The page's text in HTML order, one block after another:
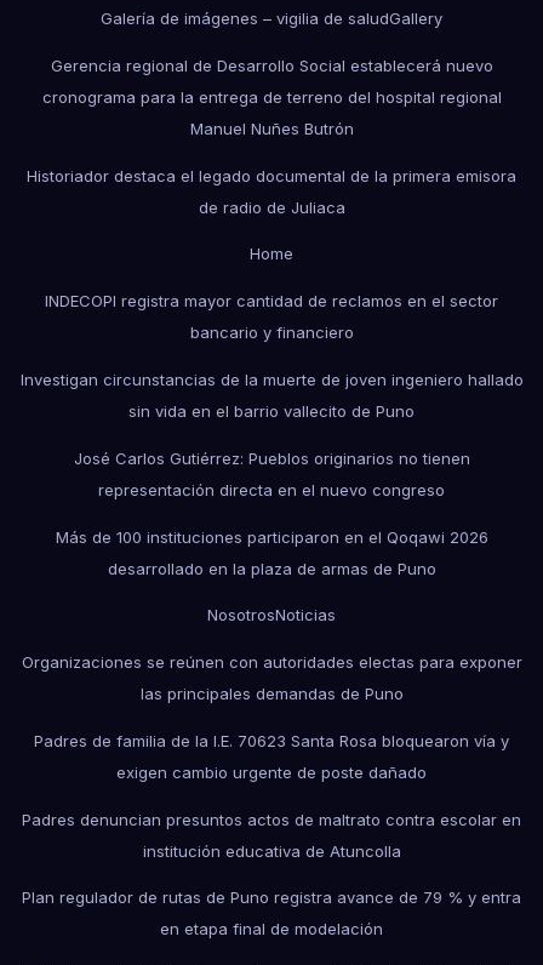
Galería de imágenes – vigilia de saludGallery
Gerencia regional de Desarrollo Social establecerá nuevo
cronograma para la entrega de terreno del hospital regional
Manuel Nuñes Butrón
Historiador destaca el legado documental de la primera emisora
de radio de Juliaca
Home
INDECOPI registra mayor cantidad de reclamos en el sector
bancario y financiero
Investigan circunstancias de la muerte de joven ingeniero hallado
sin vida en el barrio vallecito de Puno
José Carlos Gutiérrez: Pueblos originarios no tienen
representación directa en el nuevo congreso
Más de 100 instituciones participaron en el Qoqawi 2026
desarrollado en la plaza de armas de Puno
NosotrosNoticias
Organizaciones se reúnen con autoridades electas para exponer
las principales demandas de Puno
Padres de familia de la I.E. 70623 Santa Rosa bloquearon vía y
exigen cambio urgente de poste dañado
Padres denuncian presuntos actos de maltrato contra escolar en
institución educativa de Atuncolla
Plan regulador de rutas de Puno registra avance de 79 % y entra
en etapa final de modelación